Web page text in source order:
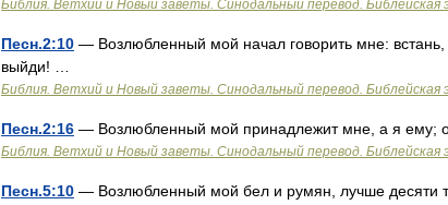
Библия. Ветхий и Новый заветы. Синодальный перевод. Библейская
Песн.2:10 — Возлюбленный мой начал говорить мне:
выйди! …
Библия. Ветхий и Новый заветы. Синодальный перевод. Библейская
Песн.2:16 — Возлюбленный мой принадлежит мне, а я ему;
Библия. Ветхий и Новый заветы. Синодальный перевод. Библейская
Песн.5:10 — Возлюбленный мой бел и румян, лучше десяти